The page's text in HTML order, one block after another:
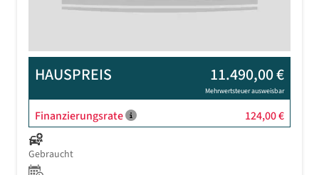
HAUSPREIS 11.490,00 €
Mehrwertsteuer ausweisbar
Finanzierungsrate 124,00 €
Gebraucht